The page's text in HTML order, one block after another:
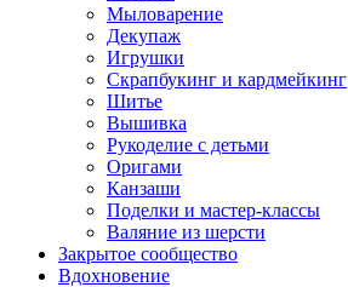
Мыловарение
Декупаж
Игрушки
Скрапбукинг и кардмейкинг
Шитье
Вышивка
Рукоделие с детьми
Оригами
Канзаши
Поделки и мастер-классы
Валяние из шерсти
Закрытое сообщество
Вдохновение